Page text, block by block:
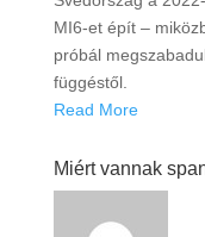
MI6-et épít –
próbál
függéstől.
Read More
Miért vannak